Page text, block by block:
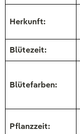
Herkunft:
Blütezeit:
Blütefarben:
Pflanzzeit: